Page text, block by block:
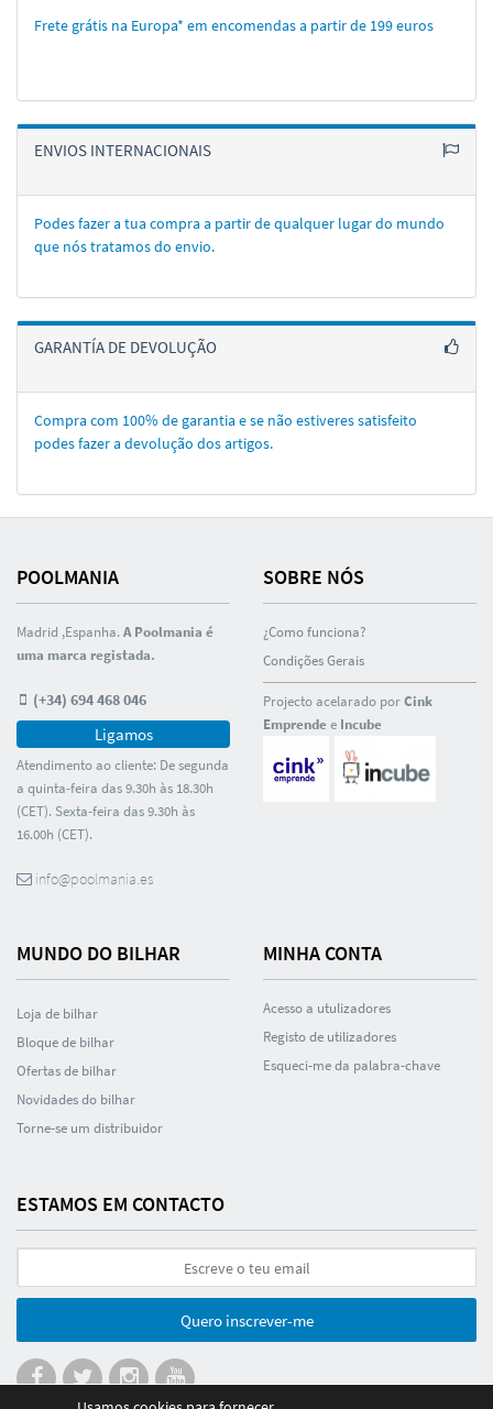
Frete grátis na Europa* em encomendas a partir de 199 euros
ENVIOS INTERNACIONAIS
Podes fazer a tua compra a partir de qualquer lugar do mundo
que nós tratamos do envio.
GARANTÍA DE DEVOLUÇÃO
Compra com 100% de garantia e se não estiveres satisfeito
podes fazer a devolução dos artigos.
POOLMANIA
Madrid ,Espanha.A Poolmania é
uma marca registada.
(+34) 694 468 046
Ligamos
Atendimento ao cliente: De segunda
a quinta-feira das 9.30h às 18.30h
(CET). Sexta-feira das 9.30h às
16.00h (CET).
info@poolmania.es
SOBRE NÓS
¿Como funciona?
Condições Gerais
Projecto acelarado porCink
Emprendee Incube
MUNDO DO BILHAR
Loja de bilhar
Bloque de bilhar
Ofertas de bilhar
Novidades do bilhar
Torne-se um distribuidor
MINHA CONTA
Acesso a utulizadores
Registo de utilizadores
Esqueci-me da palabra-chave
ESTAMOS EM CONTACTO
Quero inscrever-me